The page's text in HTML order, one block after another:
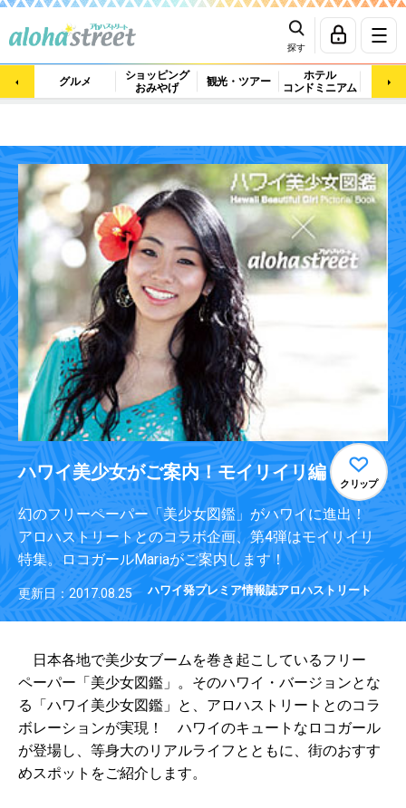
探す
グルメ
ショッピング
おみやげ
観光・ツアー
ホテル
コンドミニアム
マッ
ハワイ美少女がご案内！モイリイリ編
クリップ
幻のフリーペーパー「美少女図鑑」がハワイに進出！
アロハストリートとのコラボ企画、第4弾はモイリイリ
特集。ロコガールMariaがご案内します！
更新日：2017.08.25 ハワイ発プレミア情報誌アロハストリート
日本各地で美少女ブームを巻き起こしているフリー
ペーパー「美少女図鑑」。そのハワイ・バージョンとな
る「ハワイ美少女図鑑」と、アロハストリートとのコラ
ボレーションが実現！ ハワイのキュートなロコガール
が登場し、等身大のリアルライフとともに、街のおすす
めスポットをご紹介します。